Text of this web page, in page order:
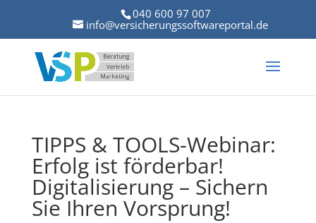
040 600 97 007
info@versicherungssoftwareportal.de
TIPPS & TOOLS-Webinar:
Erfolg ist förderbar!
Digitalisierung – Sichern
Sie Ihren Vorsprung!